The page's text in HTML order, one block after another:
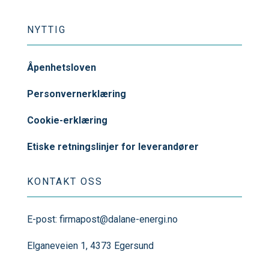
NYTTIG
Åpenhetsloven
Personvernerklæring
Cookie-erklæring
Etiske retningslinjer for leverandører
KONTAKT OSS
E-post: firmapost@dalane-energi.no
Elganeveien 1, 4373 Egersund